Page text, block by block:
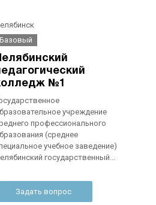
Базовый
№1
учреждение
профессионального
(среднее
учебное заведение)
государственный...
Задать вопрос